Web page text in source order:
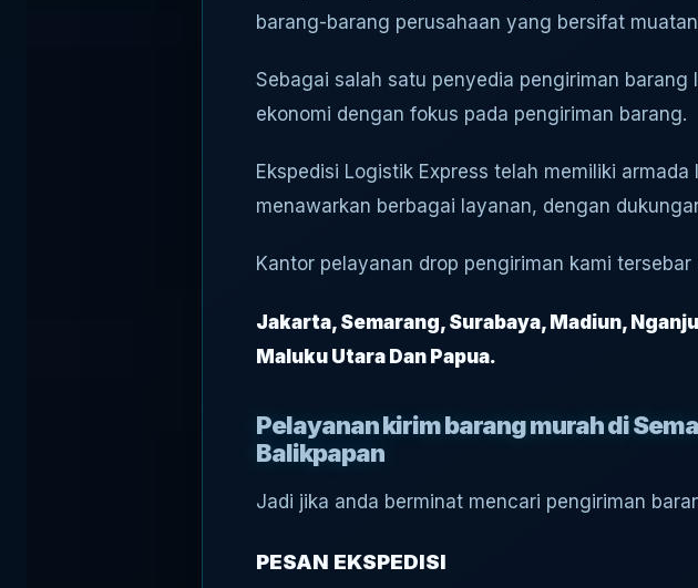
barang-barang perusahaan yang bersifat
Sebagai salah satu penyedia pengiriman
ekonomi dengan fokus pada pengiriman barang.
Ekspedisi Logistik Express telah memiliki
menawarkan berbagai layanan, dengan
Kantor pelayanan drop pengiriman kami
Jakarta, Semarang, Surabaya, Madiun,
Maluku Utara Dan Papua.
Pelayanan kirim barang murah di
Balikpapan
Jadi jika anda berminat mencari pengiriman
PESAN EKSPEDISI